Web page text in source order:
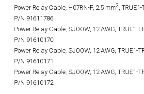
Power Relay Cable, H07RN-F, 2.5 mm2,
P/N 91611786
Power Relay Cable, SJOOW, 12 AWG, TRUE1-
P/N 91610170
Power Relay Cable, SJOOW, 12 AWG, TRUE1-
P/N 91610171
Power Relay Cable, SJOOW, 12 AWG, TRUE1-
P/N 91610172